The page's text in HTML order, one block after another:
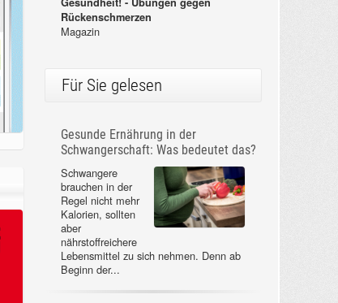
Rückenschmerzen
Magazin
Für Sie gelesen
Gesunde Ernährung in der
Schwangerschaft: Was bedeutet das?
Schwangere
brauchen in der
Regel nicht mehr
Kalorien, sollten
aber
nährstoffreichere
Lebensmittel zu sich nehmen. Denn ab
Beginn der...